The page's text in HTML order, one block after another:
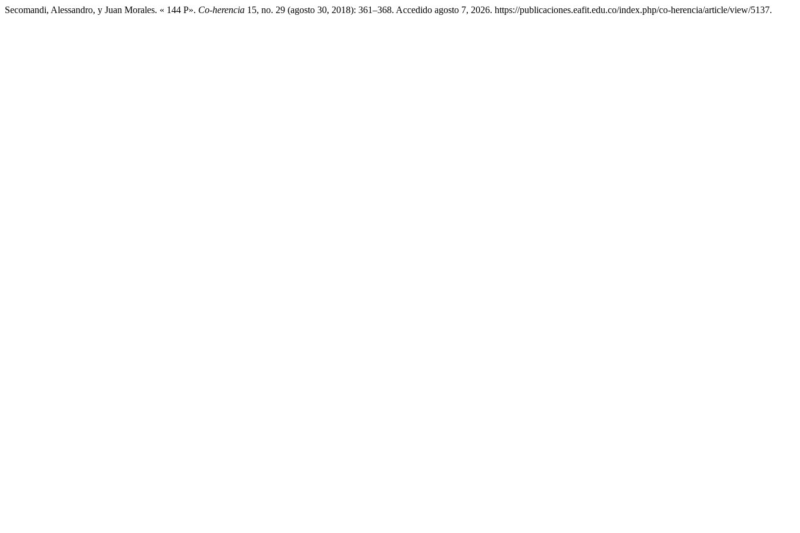
Secomandi, Alessandro, y Juan Morales. « 144 P». Co-herencia 15, no. 29 (agosto 30, 2018): 361–368. Accedido agosto 7, 2026. https://publicaciones.eafit.edu.co/index.php/co-herencia/article/view/5137.